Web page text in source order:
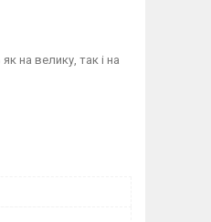
на велику, так і на